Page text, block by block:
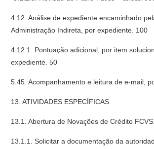
4.12. Análise de expediente encaminhado
Administração Indireta, por expediente. 100
4.12.1. Pontuação adicional, por item
expediente. 50
5.45. Acompanhamento e leitura de e-mail,
13. ATIVIDADES ESPECÍFICAS
13.1. Abertura de Novações de Crédito
13.1.1. Solicitar a documentação da